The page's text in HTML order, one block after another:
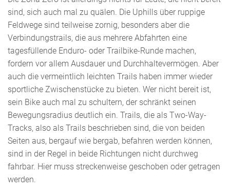
sind, sich auch mal zu quälen. Die Uphills über ruppige
Feldwege sind teilweise zornig, besonders aber die
Verbindungstrails, die aus mehrere Abfahrten eine
tagesfüllende Enduro- oder Trailbike-Runde machen,
fordern vor allem Ausdauer und Durchhaltevermögen. Aber
auch die vermeintlich leichten Trails haben immer wieder
sportliche Zwischenstücke zu bieten. Wer nicht bereit ist,
sein Bike auch mal zu schultern, der schränkt seinen
Bewegungsradius deutlich ein. Trails, die als Two-Way-
Tracks, also als Trails beschrieben sind, die von beiden
Seiten aus, bergauf wie bergab, befahren werden können,
sind in der Regel in beide Richtungen nicht durchweg
fahrbar. Hier muss streckenweise geschoben oder getragen
werden.